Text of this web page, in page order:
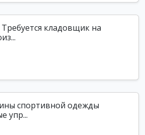
кладовщик на
спортивной одежды
упр...